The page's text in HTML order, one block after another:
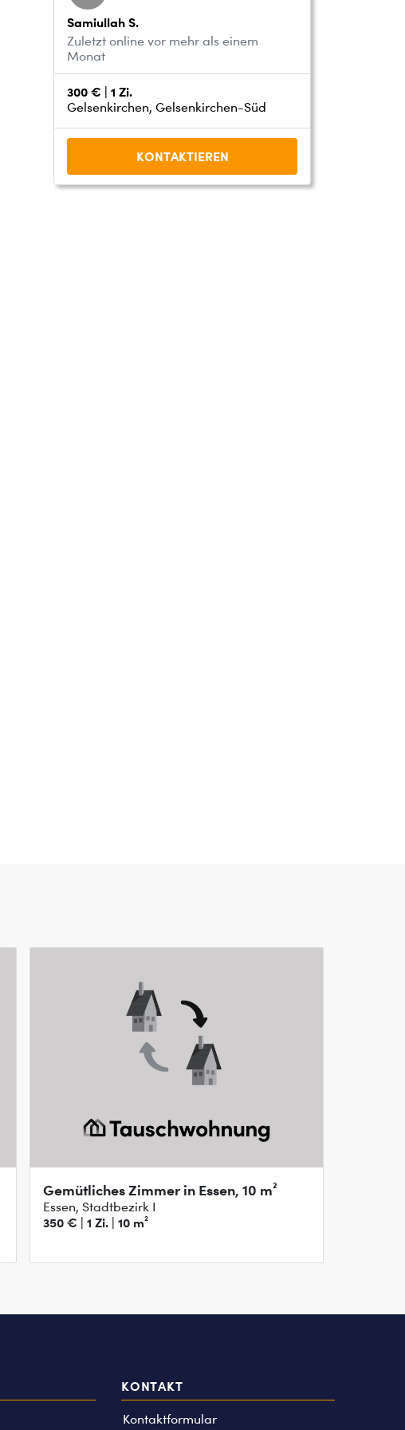
Samiullah S.
Zuletzt online vor mehr als einem
Monat
300 € | 1 Zi.
Gelsenkirchen, Gelsenkirchen-Süd
KONTAKTIEREN
Gemütliches Zimmer in Essen, 10 m²
Essen, Stadtbezirk I
350 € | 1 Zi. | 10 m²
KONTAKT
Kontaktformular